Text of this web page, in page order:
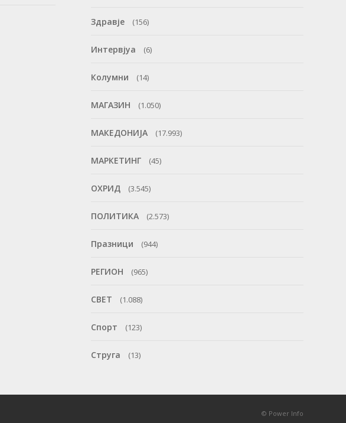
Здравје (156)
Интервјуа (6)
Колумни (14)
МАГАЗИН (1.050)
МАКЕДОНИЈА (17.993)
МАРКЕТИНГ (45)
ОХРИД (3.545)
ПОЛИТИКА (2.573)
Празници (944)
РЕГИОН (965)
СВЕТ (1.088)
Спорт (123)
Струга (13)
© Power Info